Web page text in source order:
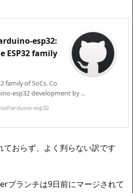
esp32:
ESP32 family
family of SoCs. Co
esp32 development by ...
arduino-esp32
おらず、よく判らない訳です
ブランチは9日前にマージされて